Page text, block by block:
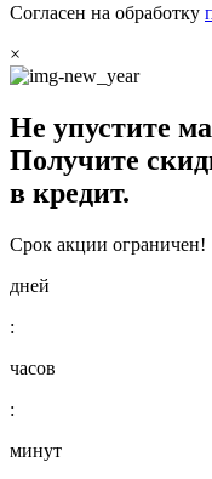
Согласен на обработку
×
Не упустите
Получите
в кредит.
Срок акции ограничен!
дней
:
часов
:
минут